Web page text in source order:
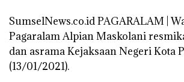
SumselNews.co.id PAGARALAM |
Pagaralam Alpian Maskolani
dan asrama Kejaksaan Negeri Kota
(13/01/2021).